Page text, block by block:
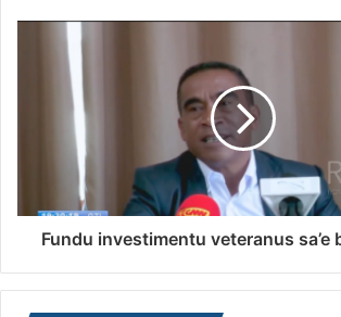
Fundu investimentu veteranus sa’e